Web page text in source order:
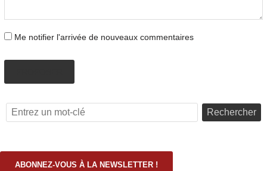
Me notifier l'arrivée de nouveaux commentaires
Rechercher
ABONNEZ-VOUS À LA NEWSLETTER !